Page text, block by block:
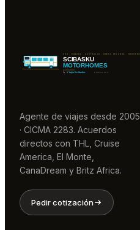
Agente de viajes desde 2005
· CICMA 2283. Acuerdos
directos con THL, Cruise
America, El Monte,
CanaDream y Britz Africa.
Pedir cotización